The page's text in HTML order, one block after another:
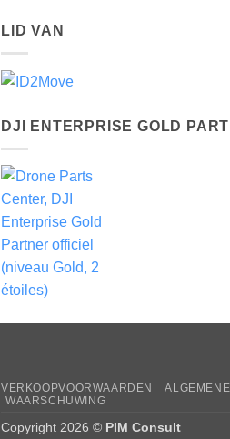
LID VAN
DJI ENTERPRISE GOLD
VERKOOPVOORWAARDEN
WAARSCHUWING
Copyright 2026 © PIM Consult